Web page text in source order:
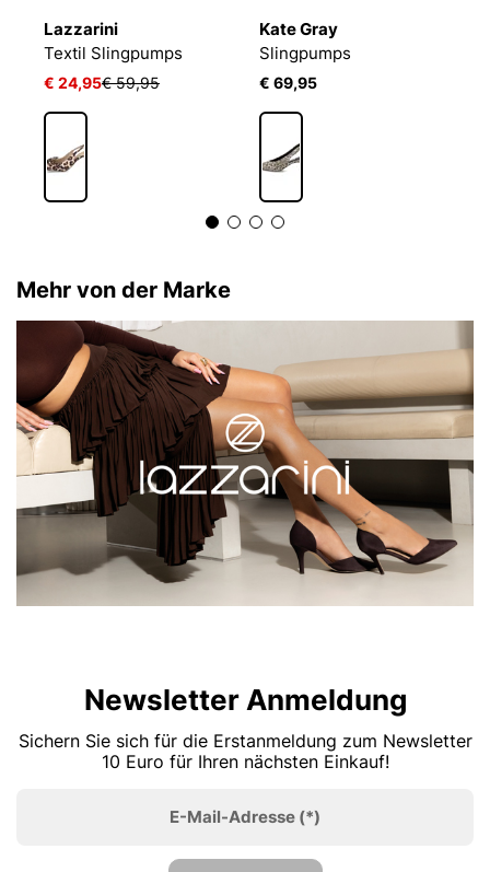
Lazzarini
Textil Slingpumps
€ 24,95€ 59,95
Kate Gray
Slingpumps
€ 69,95
Mehr von der Marke
Newsletter Anmeldung
Sichern Sie sich für die Erstanmeldung zum Newsletter
10 Euro für Ihren nächsten Einkauf!
E-Mail-Adresse (*)